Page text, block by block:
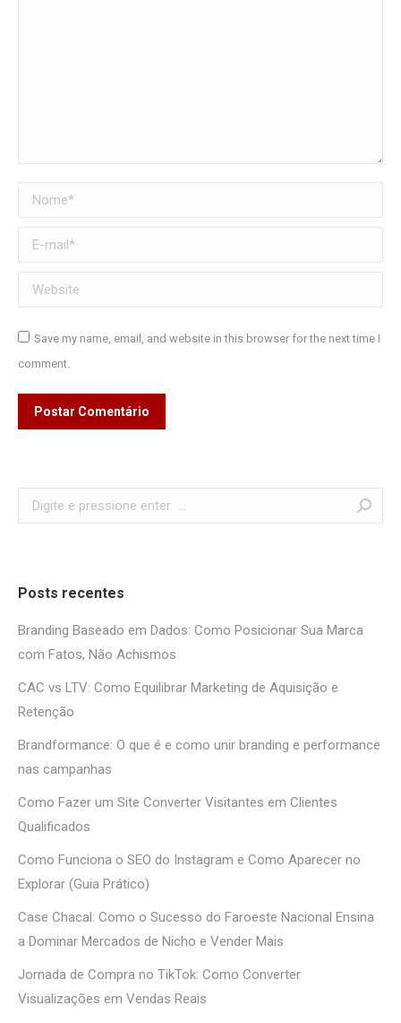
Nome *
E-mail *
Website
Save my name, email, and website in this browser for the next time I
comment.
Postar Comentário
Search:
Posts recentes
Branding Baseado em Dados: Como Posicionar Sua Marca
com Fatos, Não Achismos
CAC vs LTV: Como Equilibrar Marketing de Aquisição e
Retenção
Brandformance: O que é e como unir branding e performance
nas campanhas
Como Fazer um Site Converter Visitantes em Clientes
Qualificados
Como Funciona o SEO do Instagram e Como Aparecer no
Explorar (Guia Prático)
Case Chacal: Como o Sucesso do Faroeste Nacional Ensina
a Dominar Mercados de Nicho e Vender Mais
Jornada de Compra no TikTok: Como Converter
Visualizações em Vendas Reais